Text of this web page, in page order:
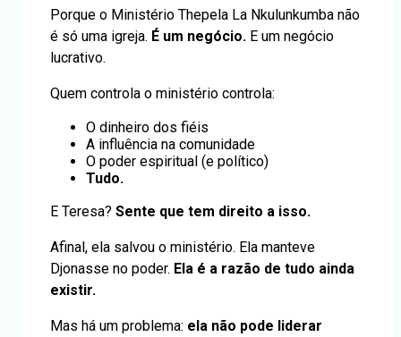
Porque o Ministério Thepela La Nkulunkumba não
é só uma igreja. É um negócio. E um negócio
lucrativo.
Quem controla o ministério controla:
O dinheiro dos fiéis
A influência na comunidade
O poder espiritual (e político)
Tudo.
E Teresa? Sente que tem direito a isso.
Afinal, ela salvou o ministério. Ela manteve
Djonasse no poder. Ela é a razão de tudo ainda
existir.
Mas há um problema: ela não pode liderar